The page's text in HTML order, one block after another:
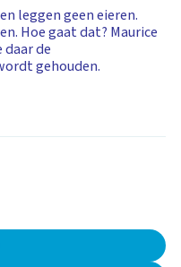
leggen geen eieren.
Hoe gaat dat? Maurice
de
gehouden.